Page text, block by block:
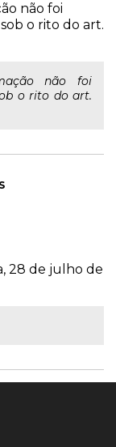
não foi
o rito do art.
não foi
o rito do art.
28 de julho de